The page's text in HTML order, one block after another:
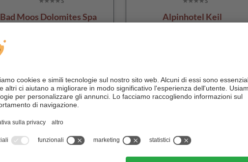
Bad Moos Dolomites Spa
vai al sito
Alpinhotel Keil
vai al sito
visualizza ulteriori alloggi